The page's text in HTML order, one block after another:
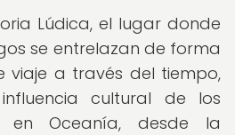
Lúdica, el lugar donde
se entrelazan de forma
viaje a través del tiempo,
cultural de los
en Oceanía, desde la